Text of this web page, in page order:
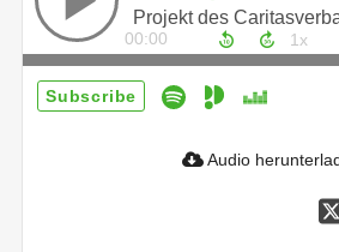
Projekt des
00:00
Subscribe
Audio